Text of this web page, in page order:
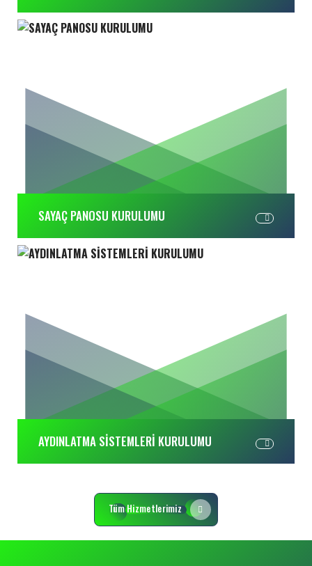
SAYAÇ PANOSU KURULUMU
AYDINLATMA SİSTEMLERİ KURULUMU
Tüm Hizmetlerimiz